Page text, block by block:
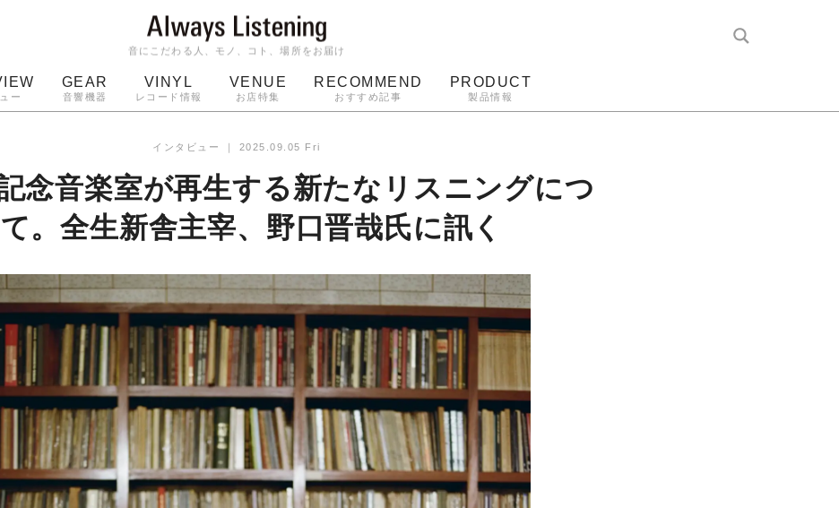
音にこだわる人、モノ、コト、場所をお届け
ー
GEAR
音響機器
VINYL
レコード情報
VENUE
お店特集
RECOMMEND
おすすめ記事
PRODUCT
製品情報
ターンテーブル
インタビュー ｜ 2025.09.05 Fri
念音楽室が再生する新たなリスニングにつ
。全生新舎主宰、野口晋哉氏に訊く